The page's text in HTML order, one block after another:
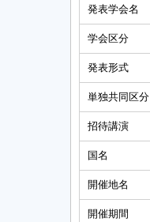
発表学会名
学会区分
発表形式
単独共同区分
招待講演
国名
開催地名
開催期間